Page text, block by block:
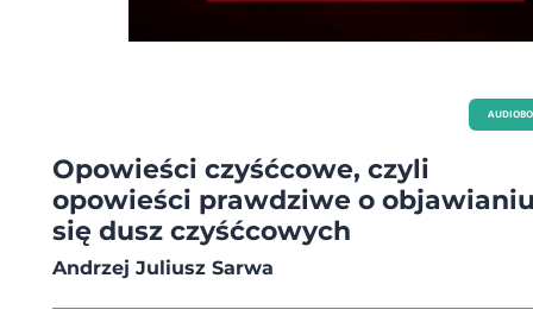
Opowieści czyśćcowe, czyli
opowieści prawdziwe o
się dusz czyśćcowych
Andrzej Juliusz Sarwa